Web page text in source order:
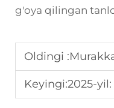
g'oya qilingan
Oldingi :Murakkab
Keyingi:2025-yil: Eng